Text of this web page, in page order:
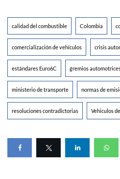
calidad del combustible Colombia
comercialización de vehículos crisis
estándares Euro6C gremios
ministerio de transporte normas de
resoluciones contradictorias Vehiculos